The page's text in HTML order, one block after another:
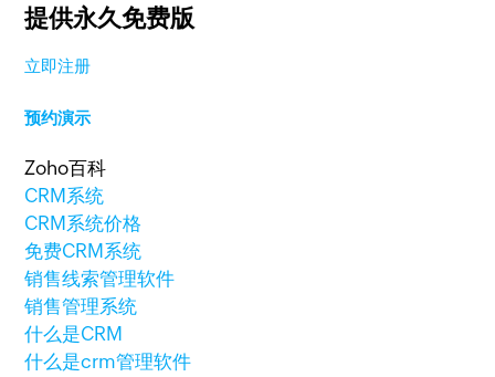
提供永久免费版
立即注册
预约演示
Zoho百科
CRM系统
CRM系统价格
免费CRM系统
销售线索管理软件
销售管理系统
什么是CRM
什么是crm管理软件